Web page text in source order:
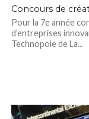
Concours de
Pour la 7e année
d’entreprises
Technopole de La...